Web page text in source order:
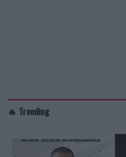
🔥 Trending